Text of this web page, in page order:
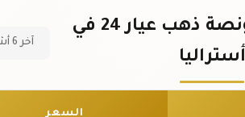
سعر نصف أونصة ذهب عيار 24 في
أستراليا
آخر 6 أشهر
السعر